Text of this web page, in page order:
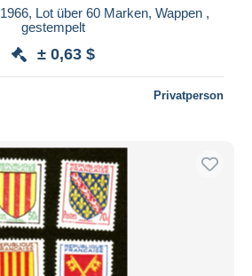
Lot über 60 Marken, Wappen ,
gestempelt
± 0,63 $
Privatperson